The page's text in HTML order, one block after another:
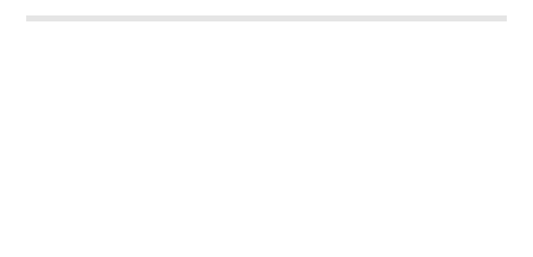
Salvador, Costa Rica, Puerto Rico, Guinea Ecuatorial,